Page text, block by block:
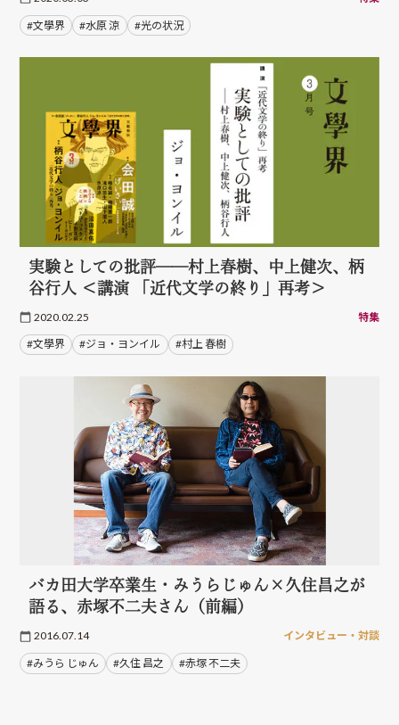
#文學界 #水原 涼 #光の状況
実験としての批評──村上春樹、中上健次、柄
谷行人 ＜講演 「近代文学の終り」再考＞
2020.02.25 特集
#文學界 #ジョ・ヨンイル #村上 春樹
バカ田大学卒業生・みうらじゅん×久住昌之が
語る、赤塚不二夫さん（前編）
2016.07.14 インタビュー・対談
#みうら じゅん #久住 昌之 #赤塚 不二夫